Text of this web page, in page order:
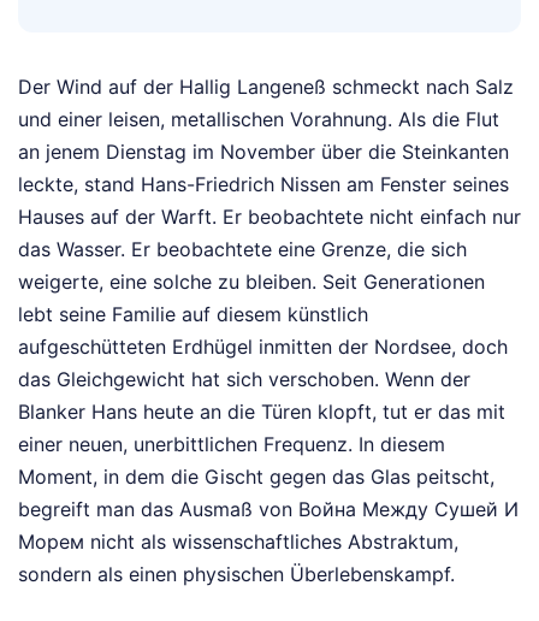
Der Wind auf der Hallig Langeneß schmeckt nach Salz
und einer leisen, metallischen Vorahnung. Als die Flut
an jenem Dienstag im November über die Steinkanten
leckte, stand Hans-Friedrich Nissen am Fenster seines
Hauses auf der Warft. Er beobachtete nicht einfach nur
das Wasser. Er beobachtete eine Grenze, die sich
weigerte, eine solche zu bleiben. Seit Generationen
lebt seine Familie auf diesem künstlich
aufgeschütteten Erdhügel inmitten der Nordsee, doch
das Gleichgewicht hat sich verschoben. Wenn der
Blanker Hans heute an die Türen klopft, tut er das mit
einer neuen, unerbittlichen Frequenz. In diesem
Moment, in dem die Gischt gegen das Glas peitscht,
begreift man das Ausmaß von Война Между Сушей И
Морем nicht als wissenschaftliches Abstraktum,
sondern als einen physischen Überlebenskampf.